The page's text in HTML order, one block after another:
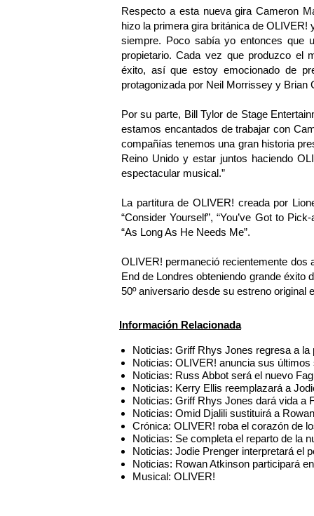
Respecto a esta nueva gira Cameron
hizo la primera gira británica de
siempre. Poco sabía yo entonces que
propietario. Cada vez que produzco el
éxito, así que estoy emocionado de
protagonizada por Neil Morrissey y Brian
Por su parte, Bill Tylor de Stage
estamos encantados de trabajar con
compañías tenemos una gran historia
Reino Unido y estar juntos haciendo
espectacular musical.”
La partitura de OLIVER! creada por
“Consider Yourself”, “You’ve Got to
“As Long As He Needs Me”.
OLIVER! permaneció recientemente dos
End de Londres obteniendo grande
50º aniversario desde su estreno original
Información Relacionada
Noticias: Griff Rhys Jones regresa a
Noticias: OLIVER! anuncia sus
Noticias: Russ Abbot será el nuevo
Noticias: Kerry Ellis reemplazará a
Noticias: Griff Rhys Jones dará vida a
Noticias: Omid Djalili sustituirá a
Crónica: OLIVER! roba el corazón de
Noticias: Se completa el reparto de la
Noticias: Jodie Prenger interpretará el
Noticias: Rowan Atkinson participará
Musical: OLIVER!